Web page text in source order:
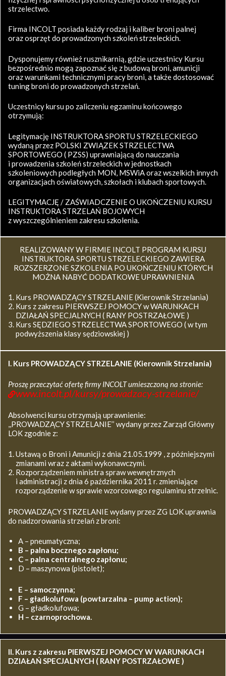
strzelectwo.
Firma INCOLT posiada każdy rodzaj i kaliber broni palnej
oraz osprzęt do prowadzonych szkoleń strzeleckich.
Dysponujemy również rusznikarnią, gdzie uczestnicy Kursu
bezpośrednio mogą zapoznać się z budową broni, amunicji
oraz warunkami technicznymi pracy broni, a także dostosować
tuning broni do prowadzonych strzelań.
Uczestnicy kursu po zaliczeniu egzaminu końcowego
otrzymują:
Legitymację INSTRUKTORA SPORTU STRZELECKIEGO
wydaną przez POLSKI ZWIĄZEK STRZELECTWA
SPORTOWEGO ( PZSS) uprawniającą do nauczania
i prowadzenia szkoleń strzeleckich w jednostkach
szkoleniowych podległych MON, MSWiA oraz wszelkich innych
organizacjach oświatowych, szkołach i klubach sportowych.
LEGITYMACJĘ / ZAŚWIADCZENIE O UKOŃCZENIU KURSU
INSTRUKTORA STRZELAŃ BOJOWYCH
z wyszczególnieniem zakresu szkolenia.
REALIZOWANY W FIRMIE INCOLT PROGRAM KURSU
INSTRUKTORA SPORTU STRZELECKIEGO ZAWIERA
ROZSZERZONE SZKOLENIA PO UKOŃCZENIU KTÓRYCH
MOŻNA NABYĆ DODATKOWE UPRAWNIENIA
Kurs PROWADZĄCY STRZELANIE (Kierownik Strzelania)
Kurs z zakresu PIERWSZEJ POMOCY w WARUNKACH
DZIAŁAŃ SPECJALNYCH ( RANY POSTRZAŁOWE )
Kurs SĘDZIEGO STRZELECTWA SPORTOWEGO ( w tym
podwyższenia klasy sędziowskiej )
I. Kurs PROWADZĄCY STRZELANIE (Kierownik Strzelania)
Proszę przeczytać ofertę firmy INCOLT umieszczoną na stronie:
www.incolt.pl/kursy/prowadzacy-strzelanie/
Absolwenci kursu otrzymają uprawnienie:
,,PROWADZĄCY STRZELANIE’’ wydany przez Zarząd Główny
LOK zgodnie z:
Ustawą o Broni i Amunicji z dnia 21.05.1999 , z późniejszymi
zmianami wraz z aktami wykonawczymi.
Rozporządzeniem ministra spraw wewnętrznych
i administracji z dnia 6 października 2011 r. zmieniające
rozporządzenie w sprawie wzorcowego regulaminu strzelnic.
PROWADZĄCY STRZELANIE wydany przez ZG LOK uprawnia
do nadzorowania strzelań z broni:
A – pneumatyczna;
B – palna bocznego zapłonu;
C – palna centralnego zapłonu;
D – maszynowa (pistolet);
E – samoczynna;
F – gładkolufowa (powtarzalna – pump action);
G – gładkolufowa;
H – czarnoprochowa.
II. Kurs z zakresu PIERWSZEJ POMOCY W WARUNKACH
DZIAŁAŃ SPECJALNYCH ( RANY POSTRZAŁOWE )